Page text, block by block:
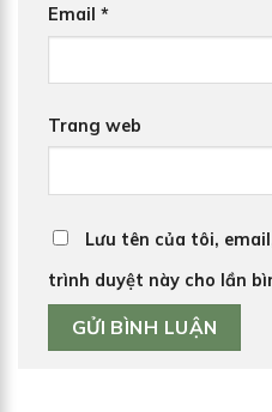
Email *
Trang web
Lưu tên của tôi,
trình duyệt này cho lần